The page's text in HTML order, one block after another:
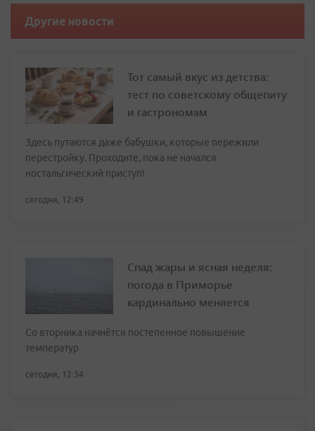
Другие новости
Тот самый вкус из детства:
тест по советскому общепиту
и гастрономам
Здесь путаются даже бабушки, которые пережили
перестройку. Проходите, пока не начался
ностальгический приступ!
сегодня, 12:49
Спад жары и ясная неделя:
погода в Приморье
кардинально меняется
Со вторника начнётся постепенное повышение
температур
сегодня, 12:34